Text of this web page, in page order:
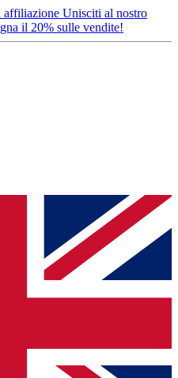
affiliazione Unisciti al nostro
il 20% sulle vendite!